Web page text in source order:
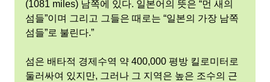
(1081 miles) 남쪽에 있다. 일본어의 뜻은 “먼 새의
섬들”이며 그리고 그들은 때로는 “일본의 가장 남쪽
섬들”로 불린다.”
섬은 배타적 경제수역 약 400,000 평방 킬로미터로
둘러싸여 있지만, 그러나 그 지역은 높은 조수의 근